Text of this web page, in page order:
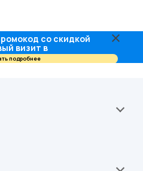
со скидкой
визит в
подробнее